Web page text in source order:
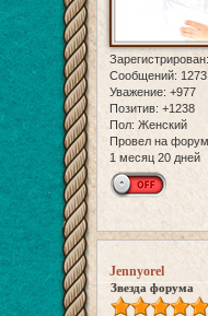
Зарегистрирован
Сообщений: 1273
Уважение: +977
Позитив: +1238
Пол: Женский
Провел на
1 месяц 20 дней
Jennyorel
Звезда форума